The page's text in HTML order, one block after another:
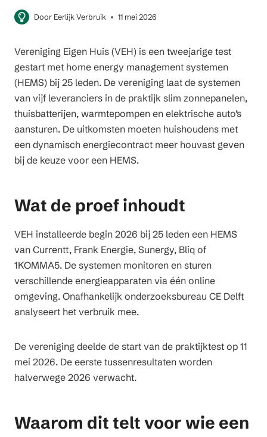
Door Eerlijk Verbruik 11 mei 2026
Vereniging Eigen Huis (VEH) is een tweejarige test
gestart met home energy management systemen
(HEMS) bij 25 leden. De vereniging laat de systemen
van vijf leveranciers in de praktijk slim zonnepanelen,
thuisbatterijen, warmtepompen en elektrische auto’s
aansturen. De uitkomsten moeten huishoudens met
een dynamisch energiecontract meer houvast geven
bij de keuze voor een HEMS.
Wat de proef inhoudt
VEH installeerde begin 2026 bij 25 leden een HEMS
van Currentt, Frank Energie, Sunergy, Bliq of
1KOMMA5. De systemen monitoren en sturen
verschillende energieapparaten via één online
omgeving. Onafhankelijk onderzoeksbureau CE Delft
analyseert het verbruik mee.
De vereniging deelde de start van de praktijktest op 11
mei 2026. De eerste tussenresultaten worden
halverwege 2026 verwacht.
Waarom dit telt voor wie een